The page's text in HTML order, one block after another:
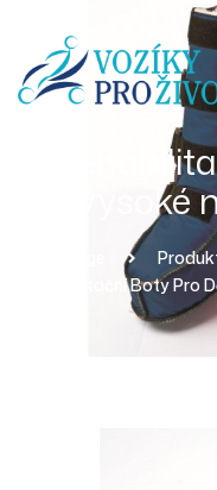
Rehabilitační Boty Pro